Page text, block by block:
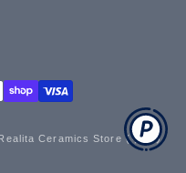
Ceramics Store (リアリ